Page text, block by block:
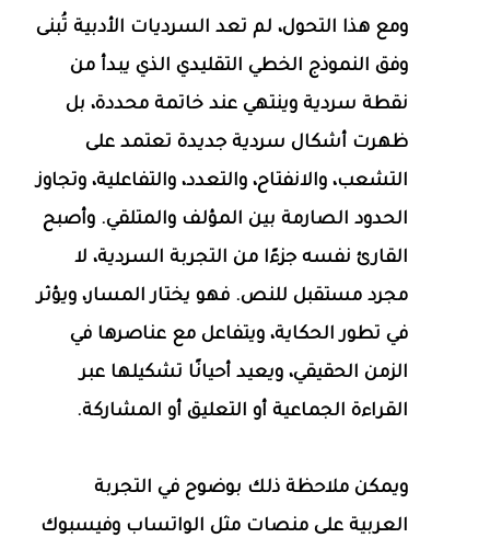
ومع هذا التحول، لم تعد السرديات الأدبية تُبنى
وفق النموذج الخطي التقليدي الذي يبدأ من
نقطة سردية وينتهي عند خاتمة محددة، بل
ظهرت أشكال سردية جديدة تعتمد على
التشعب، والانفتاح، والتعدد، والتفاعلية، وتجاوز
الحدود الصارمة بين المؤلف والمتلقي. وأصبح
القارئ نفسه جزءًا من التجربة السردية، لا
مجرد مستقبل للنص. فهو يختار المسار، ويؤثر
في تطور الحكاية، ويتفاعل مع عناصرها في
الزمن الحقيقي، ويعيد أحيانًا تشكيلها عبر
القراءة الجماعية أو التعليق أو المشاركة.
ويمكن ملاحظة ذلك بوضوح في التجربة
العربية على منصات مثل الواتساب وفيسبوك